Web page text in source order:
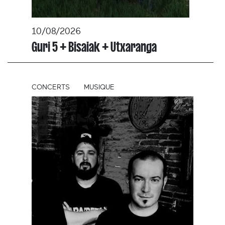
10/08/2026
Guri 5 + Bisaiak + Utxaranga
CONCERTS MUSIQUE